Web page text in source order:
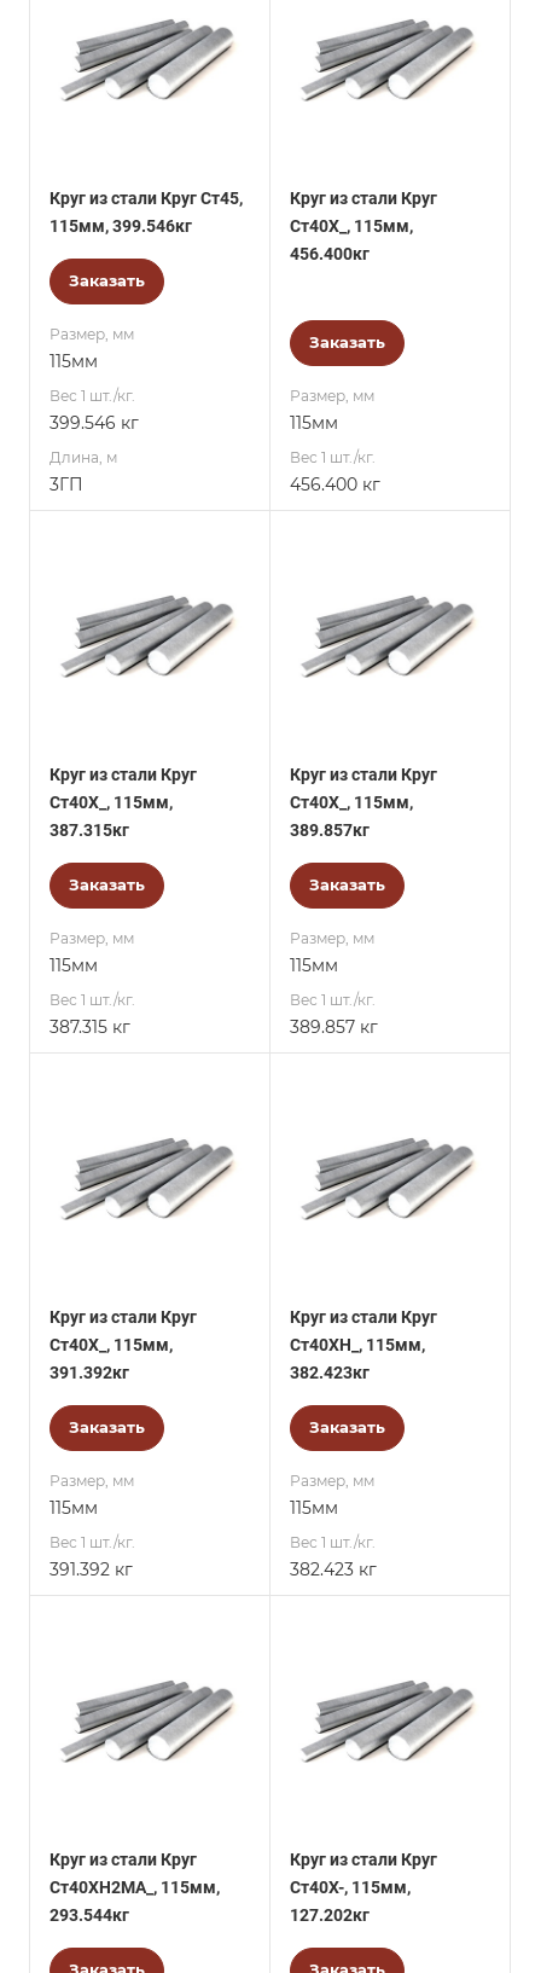
Круг из стали Круг Ст45,
115мм, 399.546кг
Заказать
Размер, мм
115мм
Вес 1 шт./кг.
399.546 кг
Длина, м
3ГП
Круг из стали Круг
Ст40Х_, 115мм,
456.400кг
Заказать
Размер, мм
115мм
Вес 1 шт./кг.
456.400 кг
Круг из стали Круг
Ст40Х_, 115мм,
387.315кг
Заказать
Размер, мм
115мм
Вес 1 шт./кг.
387.315 кг
Круг из стали Круг
Ст40Х_, 115мм,
389.857кг
Заказать
Размер, мм
115мм
Вес 1 шт./кг.
389.857 кг
Круг из стали Круг
Ст40Х_, 115мм,
391.392кг
Заказать
Размер, мм
115мм
Вес 1 шт./кг.
391.392 кг
Круг из стали Круг
Ст40ХН_, 115мм,
382.423кг
Заказать
Размер, мм
115мм
Вес 1 шт./кг.
382.423 кг
Круг из стали Круг
Ст40ХН2МА_, 115мм,
293.544кг
Круг из стали Круг
Ст40Х-, 115мм,
127.202кг